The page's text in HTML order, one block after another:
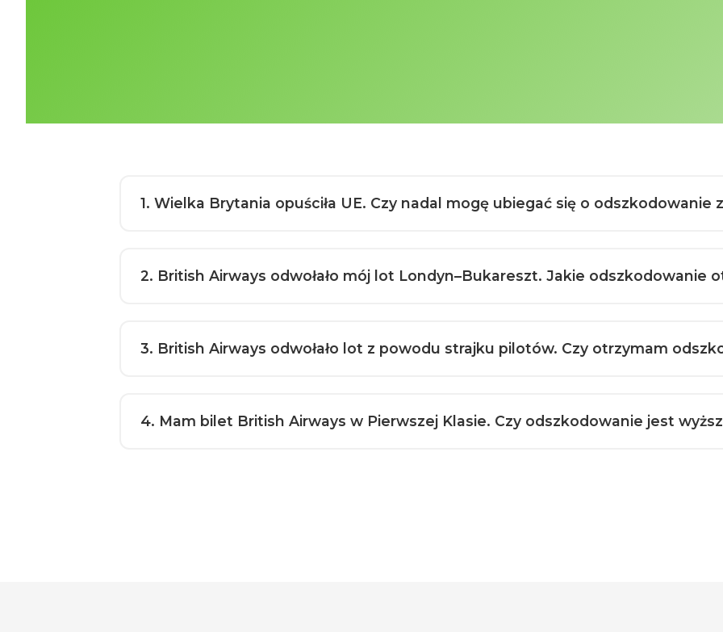
1. Wielka Brytania opuściła UE. Czy nadal mogę ubiegać się o odszkodowanie
2. British Airways odwołało mój lot Londyn–Bukareszt. Jakie odszkodowanie
3. British Airways odwołało lot z powodu strajku pilotów. Czy otrzymam
4. Mam bilet British Airways w Pierwszej Klasie. Czy odszkodowanie jest